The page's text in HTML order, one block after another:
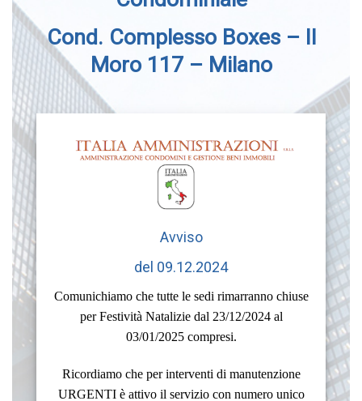
Cond. Complesso Boxes – Il
Moro 117 – Milano
Avviso
del 09.12.2024
Comunichiamo che tutte le sedi rimarranno chiuse
per Festività Natalizie dal 23/12/2024 al
03/01/2025 compresi.
Ricordiamo che per interventi di manutenzione
URGENTI è attivo il servizio con numero unico